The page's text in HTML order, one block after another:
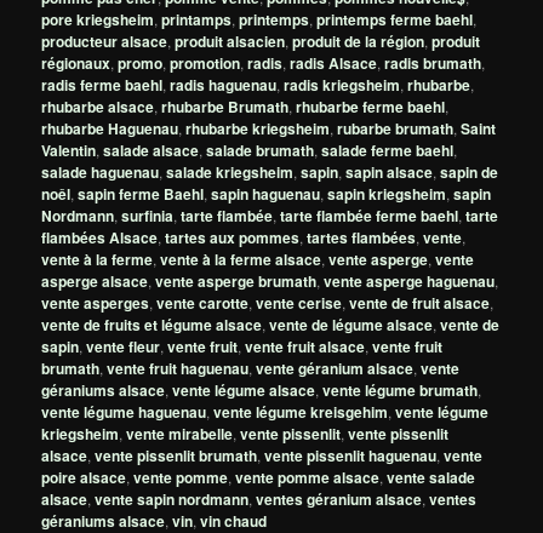
pore kriegsheim,printamps,printemps,printemps ferme baehl,
producteur alsace,produit alsacien,produit de la région,produit
régionaux,promo,promotion,radis,radis Alsace,radis brumath,
radis ferme baehl,radis haguenau,radis kriegsheim,rhubarbe,
rhubarbe alsace,rhubarbe Brumath,rhubarbe ferme baehl,
rhubarbe Haguenau,rhubarbe kriegsheim,rubarbe brumath,Saint
Valentin,salade alsace,salade brumath,salade ferme baehl,
salade haguenau,salade kriegsheim,sapin,sapin alsace,sapin de
noêl,sapin ferme Baehl,sapin haguenau,sapin kriegsheim,sapin
Nordmann,surfinia,tarte flambée,tarte flambée ferme baehl,tarte
flambées Alsace,tartes aux pommes,tartes flambées,vente,
vente à la ferme,vente à la ferme alsace,vente asperge,vente
asperge alsace,vente asperge brumath,vente asperge haguenau,
vente asperges,vente carotte,vente cerise,vente de fruit alsace,
vente de fruits et légume alsace,vente de légume alsace,vente de
sapin,vente fleur,vente fruit,vente fruit alsace,vente fruit
brumath,vente fruit haguenau,vente géranium alsace,vente
géraniums alsace,vente légume alsace,vente légume brumath,
vente légume haguenau,vente légume kreisgehim,vente légume
kriegsheim,vente mirabelle,vente pissenlit,vente pissenlit
alsace,vente pissenlit brumath,vente pissenlit haguenau,vente
poire alsace,vente pomme,vente pomme alsace,vente salade
alsace,vente sapin nordmann,ventes géranium alsace,ventes
géraniums alsace,vin,vin chaud